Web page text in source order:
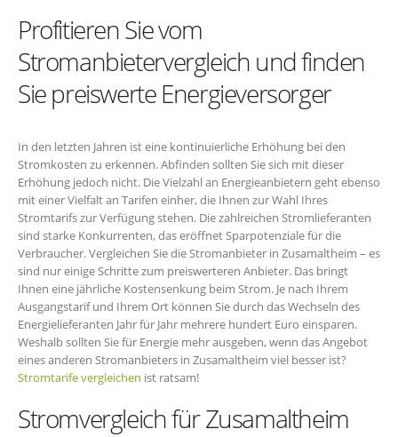
Profitieren Sie vom
Stromanbietervergleich und finden
Sie preiswerte Energieversorger
In den letzten Jahren ist eine kontinuierliche Erhöhung bei den
Stromkosten zu erkennen. Abfinden sollten Sie sich mit dieser
Erhöhung jedoch nicht. Die Vielzahl an Energieanbietern geht ebenso
mit einer Vielfalt an Tarifen einher, die Ihnen zur Wahl Ihres
Stromtarifs zur Verfügung stehen. Die zahlreichen Stromlieferanten
sind starke Konkurrenten, das eröffnet Sparpotenziale für die
Verbraucher. Vergleichen Sie die Stromanbieter in Zusamaltheim – es
sind nur einige Schritte zum preiswerteren Anbieter. Das bringt
Ihnen eine jährliche Kostensenkung beim Strom. Je nach Ihrem
Ausgangstarif und Ihrem Ort können Sie durch das Wechseln des
Energielieferanten Jahr für Jahr mehrere hundert Euro einsparen.
Weshalb sollten Sie für Energie mehr ausgeben, wenn das Angebot
eines anderen Stromanbieters in Zusamaltheim viel besser ist?
Stromtarife vergleichen ist ratsam!
Stromvergleich für Zusamaltheim